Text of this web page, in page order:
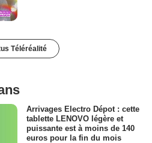
Téléréalité
Arrivages Electro Dépot : cette
tablette LENOVO légère et
puissante est à moins de 140
euros pour la fin du mois